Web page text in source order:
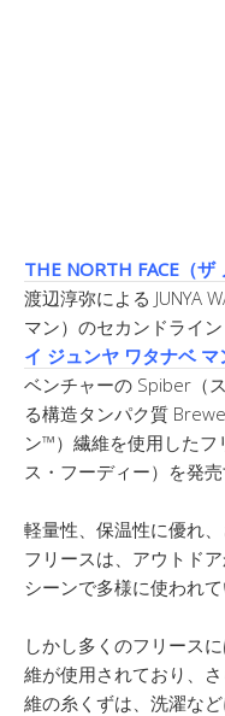
THE NORTH FACE（ザ
渡辺淳弥による JUNYA
マン）のセカンドライン
イ ジュンヤ ワタナベ マ
ベンチャーの Spiber（
る構造タンパク質
ン™）繊維を使用した
ス・フーディー）を発売
軽量性、保温性に優れ
フリースは、アウトド
シーンで多様に使われて
しかし多くのフリース
維が使用されており、
維の糸くずは、洗濯な